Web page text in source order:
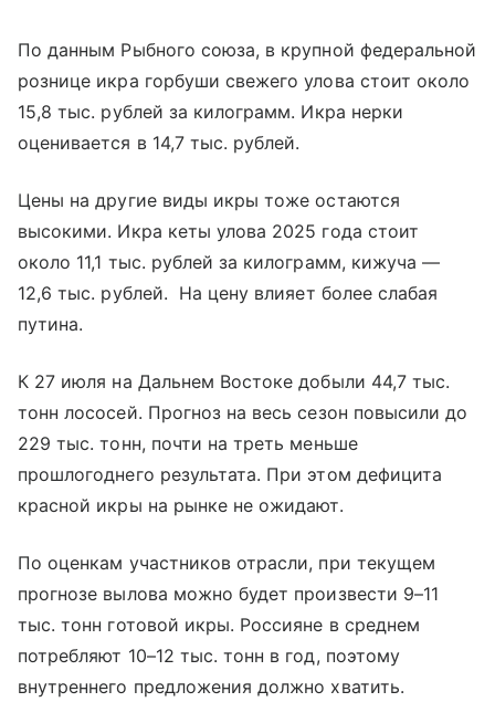
По данным Рыбного союза, в крупной федеральной
рознице икра горбуши свежего улова стоит около
15,8 тыс. рублей за килограмм. Икра нерки
оценивается в 14,7 тыс. рублей.
Цены на другие виды икры тоже остаются
высокими. Икра кеты улова 2025 года стоит
около 11,1 тыс. рублей за килограмм, кижуча —
12,6 тыс. рублей. На цену влияет более слабая
путина.
К 27 июля на Дальнем Востоке добыли 44,7 тыс.
тонн лососей. Прогноз на весь сезон повысили до
229 тыс. тонн, почти на треть меньше
прошлогоднего результата. При этом дефицита
красной икры на рынке не ожидают.
По оценкам участников отрасли, при текущем
прогнозе вылова можно будет произвести 9–11
тыс. тонн готовой икры. Россияне в среднем
потребляют 10–12 тыс. тонн в год, поэтому
внутреннего предложения должно хватить.